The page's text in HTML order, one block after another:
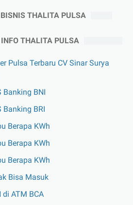
THALITA PULSA
INFO THALITA PULSA
Pulsa Terbaru CV Sinar Surya
Banking BNI
Banking BRI
Berapa KWh
Berapa KWh
Berapa KWh
Bisa Masuk
di ATM BCA